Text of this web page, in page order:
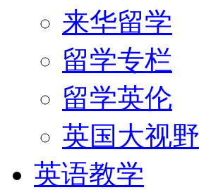
来华留学
留学专栏
留学英伦
英国大视野
英语教学